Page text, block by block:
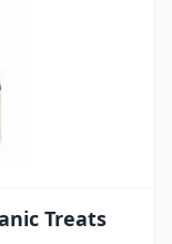
Treats